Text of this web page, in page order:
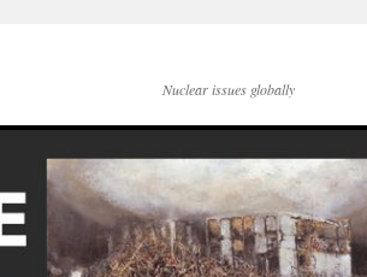
Nuclear issues globally